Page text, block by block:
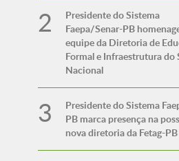
Presidente do Sistema
Faepa/Senar-PB
equipe da Diretoria de
Formal e Infraestrutura do
Nacional
Presidente do Sistema
PB marca presença na
nova diretoria da Fetag-PB